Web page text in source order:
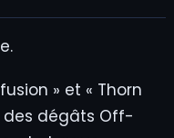
» et « Thorn
des dégâts Off-